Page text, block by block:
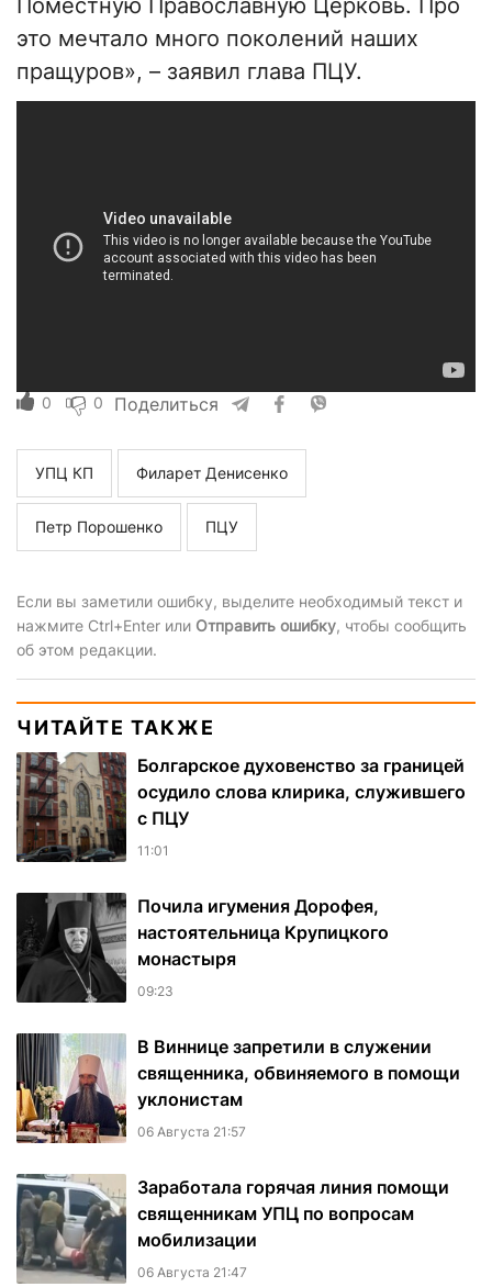
Поместную Православную Церковь. Про
это мечтало много поколений наших
пращуров», – заявил глава ПЦУ.
0 0 Поделиться
УПЦ КП Филарет Денисенко
Петр Порошенко ПЦУ
Если вы заметили ошибку, выделите необходимый текст и
нажмите Ctrl+Enter или Отправить ошибку, чтобы сообщить
об этом редакции.
ЧИТАЙТЕ ТАКЖЕ
Болгарское духовенство за границей
осудило слова клирика, служившего
с ПЦУ
11:01
Почила игумения Дорофея,
настоятельница Крупицкого
монастыря
09:23
В Виннице запретили в служении
священника, обвиняемого в помощи
уклонистам
06 Августа 21:57
Заработала горячая линия помощи
священникам УПЦ по вопросам
мобилизации
06 Августа 21:47